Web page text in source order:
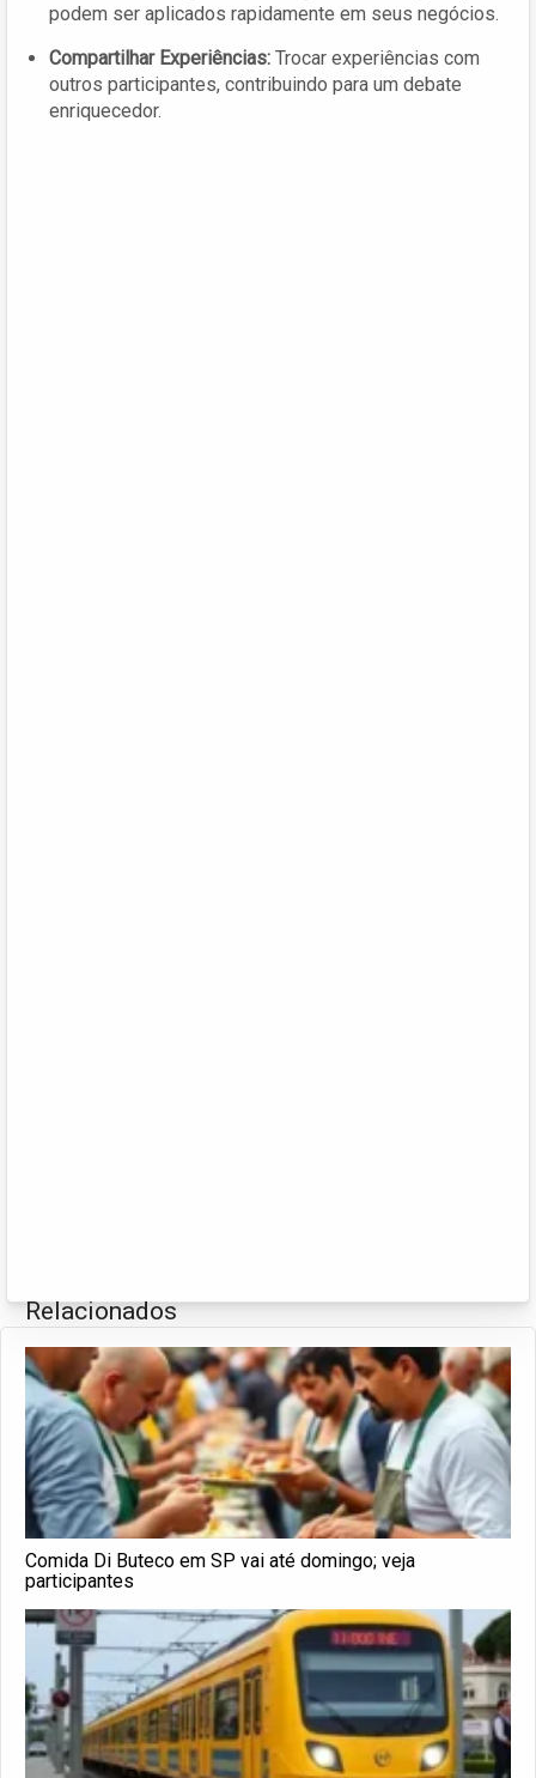
podem ser aplicados rapidamente em seus negócios.
Compartilhar Experiências: Trocar experiências com
outros participantes, contribuindo para um debate
enriquecedor.
Relacionados
Comida Di Buteco em SP vai até domingo; veja
participantes